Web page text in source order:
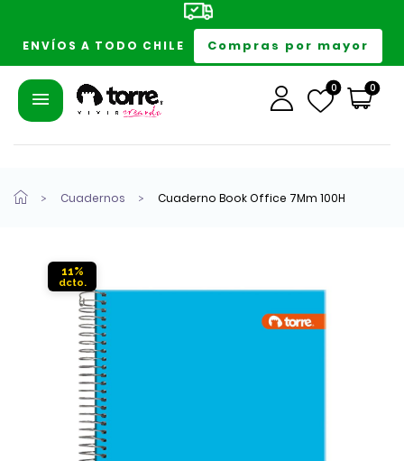
ENVÍOS A TODO CHILE Compras por mayor
0 0
Cuadernos Cuaderno Book Office 7Mm 100H
11%